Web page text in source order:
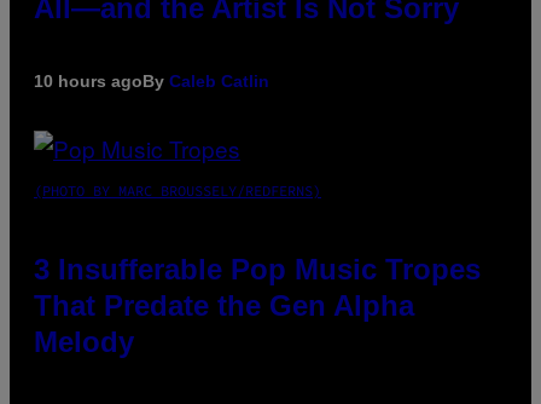
All—and the Artist Is Not Sorry
10 hours agoBy Caleb Catlin
(PHOTO BY MARC BROUSSELY/REDFERNS)
3 Insufferable Pop Music Tropes
That Predate the Gen Alpha
Melody